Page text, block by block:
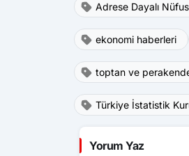
Adrese Dayalı
ekonomi haberleri
toptan ve
Türkiye İstatistik
Yorum Yaz